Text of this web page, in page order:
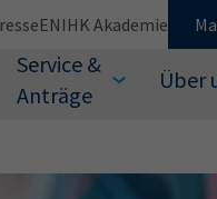
Service &
Anträge
Über
EN IHK Akademie